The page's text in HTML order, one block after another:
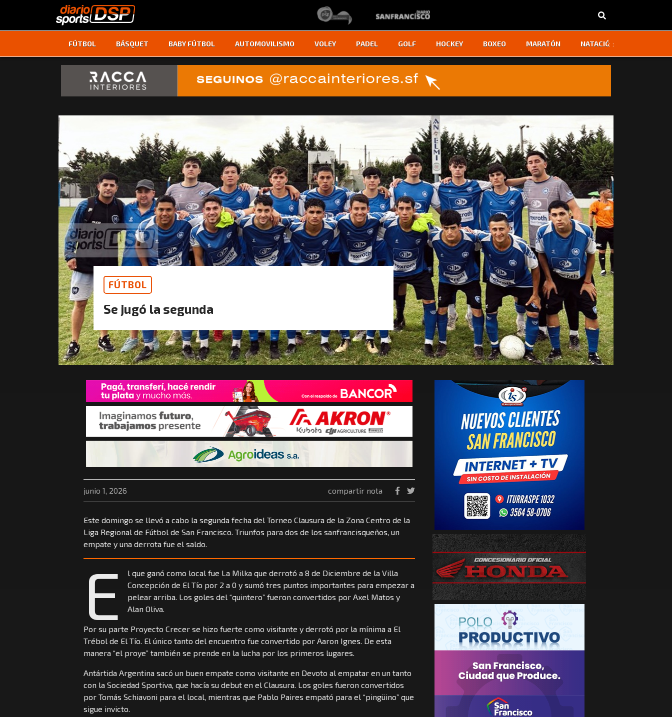
FÚTBOL BÁSQUET BABY FÚTBOL AUTOMOVILISMO VOLEY PADEL GOLF HOCKEY BOXEO MARATÓN NATACIÓN
‹ ›
FÚTBOL
Se jugó la segunda
junio 1, 2026 compartir nota
Este domingo se llevó a cabo la segunda fecha del Torneo Clausura de la Zona Centro de la
Liga Regional de Fútbol de San Francisco. Triunfos para dos de los sanfrancisqueños, un
empate y una derrota fue el saldo.
E
l que ganó como local fue La Milka que derrotó a 8 de Diciembre de la Villa
Concepción de El Tío por 2 a 0 y sumó tres puntos importantes para empezar a
pelear arriba. Los goles del “quintero” fueron convertidos por Axel Matos y
Alan Oliva.
Por su parte Proyecto Crecer se hizo fuerte como visitante y derrotó por la mínima a El
Trébol de El Tío. El único tanto del encuentro fue convertido por Aaron Ignes. De esta
manera “el proye” también se prende en la lucha por los primeros lugares.
Antártida Argentina sacó un buen empate como visitante en Devoto al empatar en un tanto
con la Sociedad Sportiva, que hacía su debut en el Clausura. Los goles fueron convertidos
por Tomás Schiavoni para el local, mientras que Pablo Paires empató para el “pingüino” que
sigue invicto.